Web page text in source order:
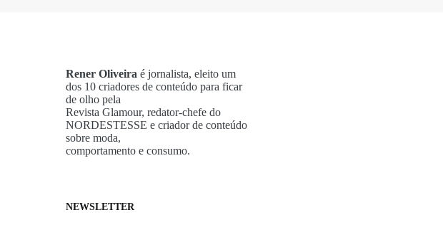
Rener Oliveira é jornalista, eleito um
dos 10 criadores de conteúdo para ficar
de olho pela
Revista Glamour, redator-chefe do
NORDESTESSE e criador de conteúdo
sobre moda,
comportamento e consumo.
NEWSLETTER